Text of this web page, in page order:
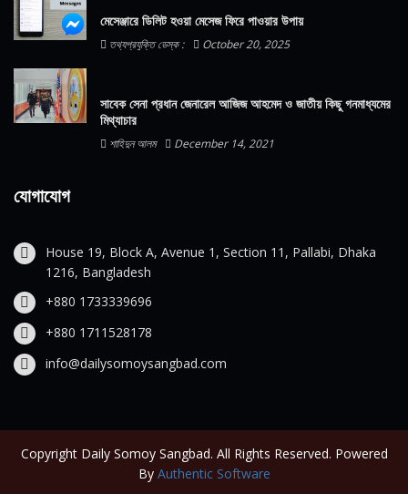
মেসেঞ্জারে ডিলিট হওয়া মেসেজ ফিরে পাওয়ার উপায়
তথ্যপ্রযুক্তি ডেস্ক : October 20, 2025
সাবেক সেনা প্রধান জেনারেল আজিজ আহমেদ ও জাতীয় কিছু গনমাধ্যমের
মিথ্যাচার
শাহিদুন আলম December 14, 2021
যোগাযোগ
House 19, Block A, Avenue 1, Section 11, Pallabi, Dhaka
1216, Bangladesh
+880 1733339696
+880 1711528178
info@dailysomoysangbad.com
Copyright Daily Somoy Sangbad. All Rights Reserved. Powered
By Authentic Software